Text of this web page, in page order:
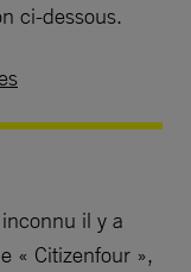
ci-dessous.
il y a
« Citizenfour »,